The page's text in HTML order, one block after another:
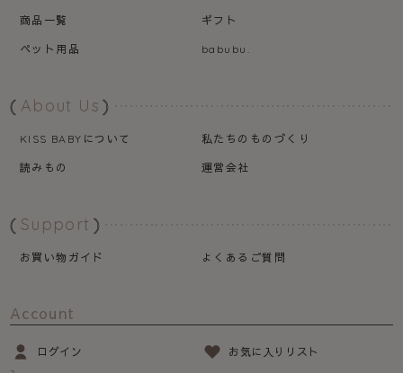
商品一覧
ギフト
ペット用品
babubu.
About Us
KISS BABY について
私たちのものづくり
読みもの
運営会社
Support
お買い物ガイド よくあるご質問
Account
ログイン
お気に入りリスト